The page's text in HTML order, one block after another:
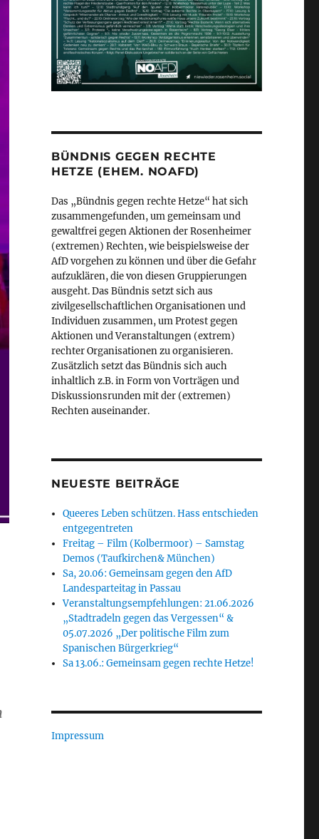
BÜNDNIS GEGEN RECHTE
HETZE (EHEM. NOAFD)
Das „Bündnis gegen rechte Hetze“ hat sich
zusammengefunden, um gemeinsam und
gewaltfrei gegen Aktionen der Rosenheimer
(extremen) Rechten, wie beispielsweise der
AfD vorgehen zu können und über die Gefahr
aufzuklären, die von diesen Gruppierungen
ausgeht. Das Bündnis setzt sich aus
zivilgesellschaftlichen Organisationen und
Individuen zusammen, um Protest gegen
Aktionen und Veranstaltungen (extrem)
rechter Organisationen zu organisieren.
Zusätzlich setzt das Bündnis sich auch
inhaltlich z.B. in Form von Vorträgen und
Diskussionsrunden mit der (extremen)
Rechten auseinander.
NEUESTE BEITRÄGE
Queeres Leben schützen. Hass entschieden
entgegentreten
Freitag – Film (Kolbermoor) – Samstag
Demos (Taufkirchen& München)
Sa, 20.06: Gemeinsam gegen den AfD
Landesparteitag in Passau
Veranstaltungsempfehlungen: 21.06.2026
„Stadtradeln gegen das Vergessen“ &
05.07.2026 „Der politische Film zum
Spanischen Bürgerkrieg“
Sa 13.06.: Gemeinsam gegen rechte Hetze!
Impressum